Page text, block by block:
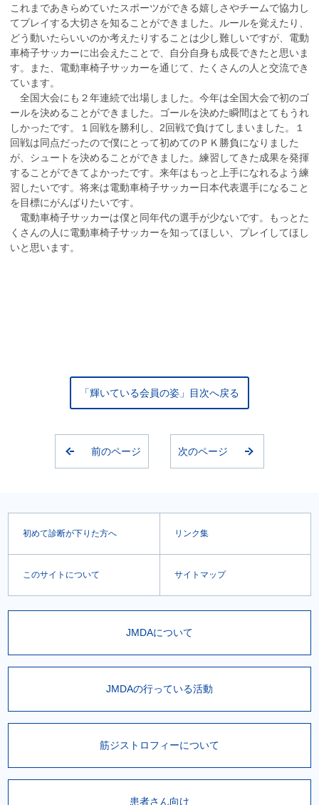
これまであきらめていたスポーツができる嬉しさやチームで協力し
てプレイする大切さを知ることができました。ルールを覚えたり、
どう動いたらいいのか考えたりすることは少し難しいですが、電動
車椅子サッカーに出会えたことで、自分自身も成長できたと思いま
す。また、電動車椅子サッカーを通じて、たくさんの人と交流でき
ています。
全国大会にも２年連続で出場しました。今年は全国大会で初のゴ
ールを決めることができました。ゴールを決めた瞬間はとてもうれ
しかったです。１回戦を勝利し、2回戦で負けてしまいました。１
回戦は同点だったので僕にとって初めてのＰＫ勝負になりました
が、シュートを決めることができました。練習してきた成果を発揮
することができてよかったです。来年はもっと上手になれるよう練
習したいです。将来は電動車椅子サッカー日本代表選手になること
を目標にがんばりたいです。
電動車椅子サッカーは僕と同年代の選手が少ないです。もっとた
くさんの人に電動車椅子サッカーを知ってほしい、プレイしてほし
いと思います。
「輝いている会員の姿」目次へ戻る
前のページ 次のページ
初めて診断が下りた方へ リンク集
このサイトについて サイトマップ
JMDAについて
JMDAの行っている活動
筋ジストロフィーについて
患者さん向け